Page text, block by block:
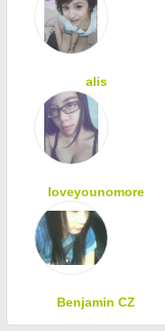
alis
loveyounomore
Benjamin CZ